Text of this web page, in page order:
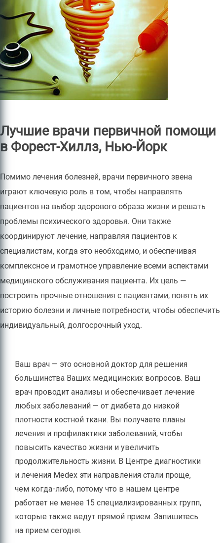
Лучшие врачи первичной помощи
в Форест-Хиллз, Нью-Йорк
Помимо лечения болезней, врачи первичного звена
играют ключевую роль в том, чтобы направлять
пациентов на выбор здорового образа жизни и решать
проблемы психического здоровья. Они также
координируют лечение, направляя пациентов к
специалистам, когда это необходимо, и обеспечивая
комплексное и грамотное управление всеми аспектами
медицинского обслуживания пациента. Их цель —
построить прочные отношения с пациентами, понять их
историю болезни и личные потребности, чтобы обеспечить
индивидуальный, долгосрочный уход.
Ваш врач — это основной доктор для решения
большинства Ваших медицинских вопросов. Ваш
врач проводит анализы и обеспечивает лечение
любых заболеваний — от диабета до низкой
плотности костной ткани. Вы получаете планы
лечения и профилактики заболеваний, чтобы
повысить качество жизни и увеличить
продолжительность жизни. В Центре диагностики
и лечения Medex эти направления стали проще,
чем когда-либо, потому что в нашем центре
работает не менее 15 специализированных групп,
которые также ведут прямой прием. Запишитесь
на прием сегодня.